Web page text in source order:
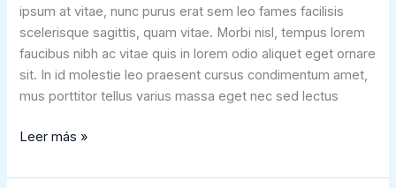
ipsum at vitae, nunc purus erat sem leo fames facilisis
scelerisque sagittis, quam vitae. Morbi nisl, tempus lorem
faucibus nibh ac vitae quis in lorem odio aliquet eget ornare
sit. In id molestie leo praesent cursus condimentum amet,
mus porttitor tellus varius massa eget nec sed lectus
Congue
magna
Leer más »